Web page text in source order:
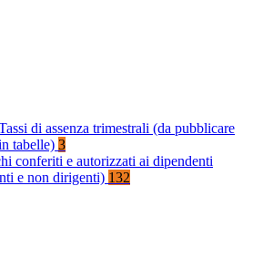
di assenza trimestrali (da pubblicare
tabelle) 3
conferiti e autorizzati ai dipendenti
e non dirigenti) 132